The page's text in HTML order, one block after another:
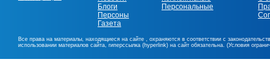
Блоги
Персоны
Газета
Персональные
Все права на материалы, находящиеся на сайте , охраняются в соответствии с
использовании материалов сайта, гиперссылка (hyperlink) на сайт обязательна. (Условия